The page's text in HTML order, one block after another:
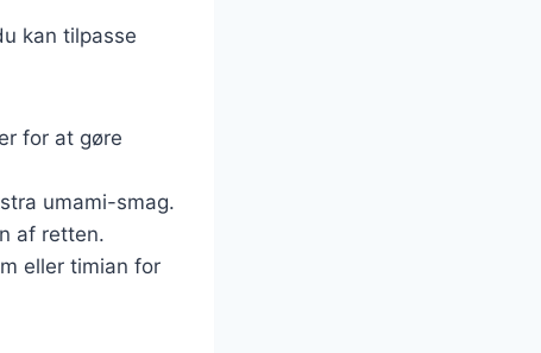
kan tilpasse
for at gøre
umami-smag.
af retten.
eller timian for